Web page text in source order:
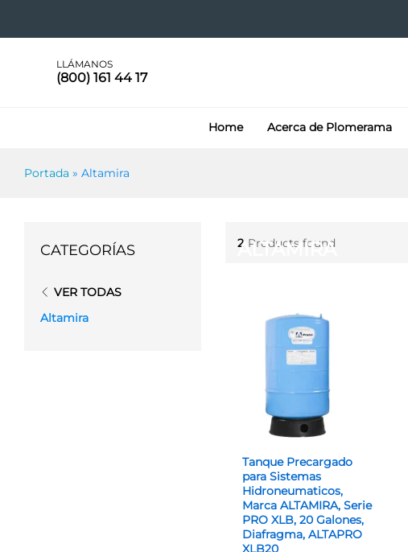
LLÁMANOS
(800) 161 44 17
Home Acerca de Plomerama
Portada » Altamira
ALTAMIRA
2 Products found
Tanque Precargado
para Sistemas
Hidroneumaticos,
Marca ALTAMIRA, Serie
PRO XLB, 20 Galones,
Diafragma, ALTAPRO
XLB20
CATEGORÍAS
VER TODAS
Altamira